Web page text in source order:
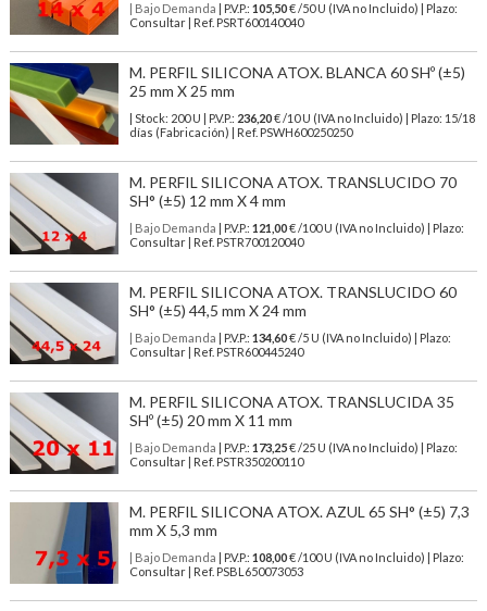
| Bajo Demanda | P.V.P.: 105,50€ /50 U (IVA no Incluido) | Plazo:
Consultar | Ref. PSRT600140040
M. PERFIL SILICONA ATOX. BLANCA 60 SHº (±5)
25 mm X 25 mm
| Stock: 200 U | P.V.P.: 236,20€/10 U (IVA no Incluido)
| Plazo: 15/18
días (Fabricación) | Ref. PSWH600250250
M. PERFIL SILICONA ATOX. TRANSLUCIDO 70
SH° (±5) 12 mm X 4 mm
| Bajo Demanda | P.V.P.: 121,00€ /100 U (IVA no Incluido) | Plazo:
Consultar | Ref. PSTR700120040
M. PERFIL SILICONA ATOX. TRANSLUCIDO 60
SH° (±5) 44,5 mm X 24 mm
| Bajo Demanda | P.V.P.: 134,60€ /5 U (IVA no Incluido) | Plazo:
Consultar | Ref. PSTR600445240
M. PERFIL SILICONA ATOX. TRANSLUCIDA 35
SHº (±5) 20 mm X 11 mm
| Bajo Demanda | P.V.P.: 173,25€ /25 U (IVA no Incluido) | Plazo:
Consultar | Ref. PSTR350200110
M. PERFIL SILICONA ATOX. AZUL 65 SH° (±5) 7,3
mm X 5,3 mm
| Bajo Demanda | P.V.P.: 108,00€ /100 U (IVA no Incluido) | Plazo:
Consultar | Ref. PSBL650073053